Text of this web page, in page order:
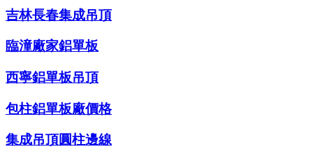
吉林長春集成吊頂
臨潼廠家鋁單板
西寧鋁單板吊頂
包柱鋁單板廠價格
集成吊頂圓柱邊線